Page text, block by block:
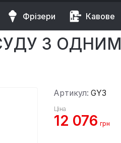
Фрізери Кавове
для миття посуду з одним
З
Артикул: GY3
Ціна
12 076 грн